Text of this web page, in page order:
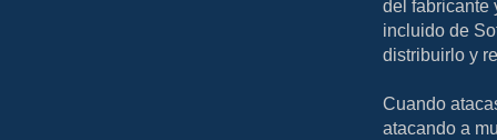
del fabricante
incluido de
distribuirlo y
Cuando
atacando a